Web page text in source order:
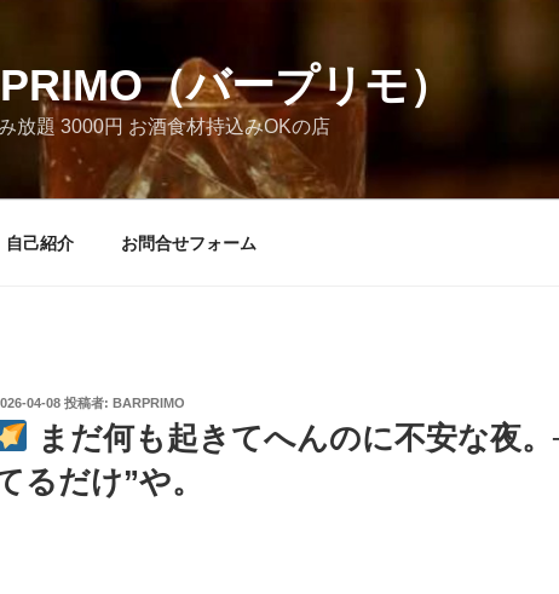
（バープリモ）
放題 3000円 お酒食材持込みOKの店
自己紹介 お問合せフォーム
:
04-08 投稿者: BARPRIMO
まだ何も起きてへんのに不安な夜
るだけ”や。